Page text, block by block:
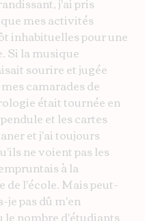
mes activités
inhabituelles pour une
Si la musique
sourire et jugée
camarades de
était tournée en
et les cartes
et j'ai toujours
ne voient pas les
à la
de l'école. Mais peut-
je pas dû m'en
nombre d'étudiants